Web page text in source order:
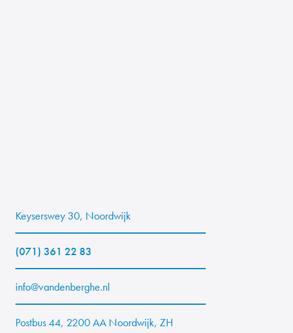
Keyserswey 30, Noordwijk
(071) 361 22 83
info@vandenberghe.nl
Postbus 44, 2200 AA Noordwijk, ZH